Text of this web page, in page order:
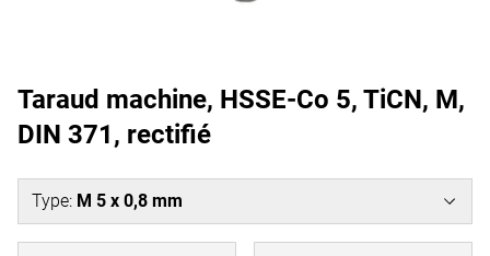
Taraud machine, HSSE-Co 5, TiCN, M,
DIN 371, rectifié
Type: M 5 x 0,8 mm